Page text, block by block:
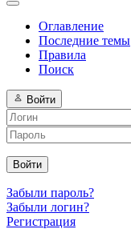
Оглавление
Последние темы
Правила
Поиск
Войти
Войти
Забыли пароль?
Забыли логин?
Регистрация